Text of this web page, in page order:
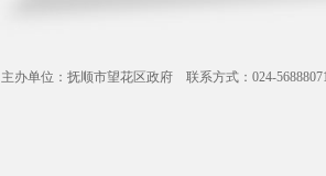
主办单位：抚顺市望花区政府 联系方式：024-